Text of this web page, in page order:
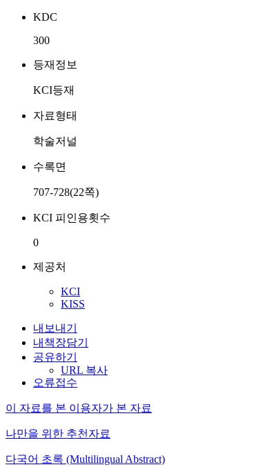
KDC
300
등재정보
KCI등재
자료형태
학술저널
수록면
707-728(22쪽)
KCI 피인용횟수
0
제공처
KCI
KISS
내보내기
내책장담기
공유하기
URL 복사
오류접수
이 자료를 본 이용자가 본 자료
나만을 위한 추천자료
다국어 초록 (Multilingual Abstract)